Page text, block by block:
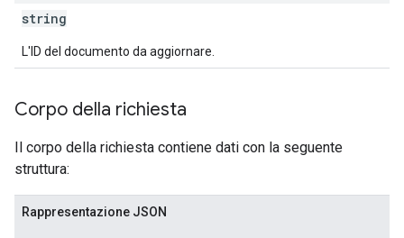
string
L'ID del documento da aggiornare.
Corpo della richiesta
Il corpo della richiesta contiene dati con la seguente
struttura:
Rappresentazione JSON